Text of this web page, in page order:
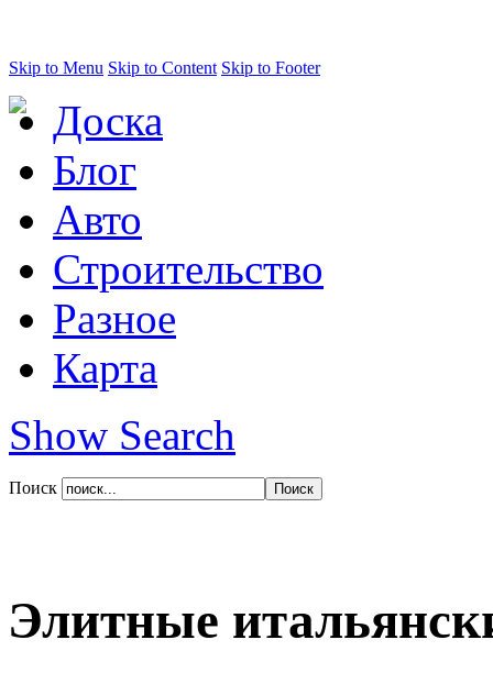
Skip to Menu Skip to Content Skip to Footer
Доска
Блог
Авто
Строительство
Разное
Карта
Show Search
Поиск
Элитные